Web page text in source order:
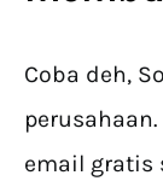
Coba deh,
email gratis